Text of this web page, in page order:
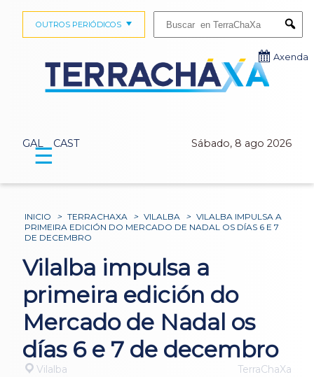
GAL CAST Sábado, 8 ago 2026
OUTROS PERIÓDICOS
Axenda
☰
INICIO > TERRACHAXA > VILALBA > VILALBA IMPULSA A
PRIMEIRA EDICIÓN DO MERCADO DE NADAL OS DÍAS 6 E 7
DE DECEMBRO
Vilalba impulsa a
primeira edición do
Mercado de Nadal os
días 6 e 7 de decembro
Vilalba TerraChaXa